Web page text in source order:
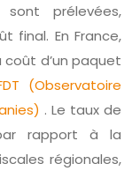
prélevées,
final. En France,
d’un paquet
(Observatoire
. Le taux de
rapport à la
régionales,